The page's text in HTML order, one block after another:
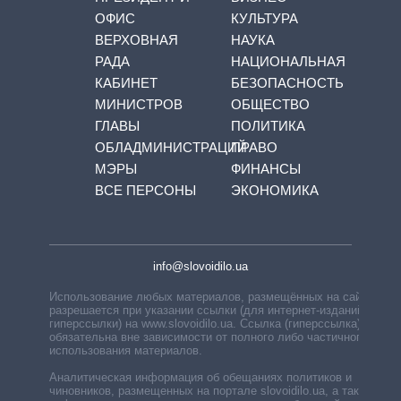
ОФИС
ВЕРХОВНАЯ
РАДА
КАБИНЕТ
МИНИСТРОВ
ГЛАВЫ
ОБЛАДМИНИСТРАЦИЙ
МЭРЫ
ВСЕ ПЕРСОНЫ
КУЛЬТУРА
НАУКА
НАЦИОНАЛЬНАЯ
БЕЗОПАСНОСТЬ
ОБЩЕСТВО
ПОЛИТИКА
ПРАВО
ФИНАНСЫ
ЭКОНОМИКА
info@slovoidilo.ua
Использование любых материалов, размещённых на сайте,
разрешается при указании ссылки (для интернет-изданий —
гиперссылки) на www.slovoidilo.ua. Ссылка (гиперссылка)
обязательна вне зависимости от полного либо частичного
использования материалов.
Аналитическая информация об обещаниях политиков и
чиновников, размещенных на портале slovoidilo.ua, а также